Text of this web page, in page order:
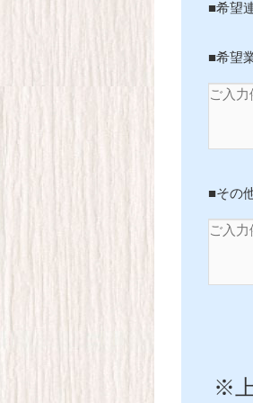
■希望
■希望
■その
※